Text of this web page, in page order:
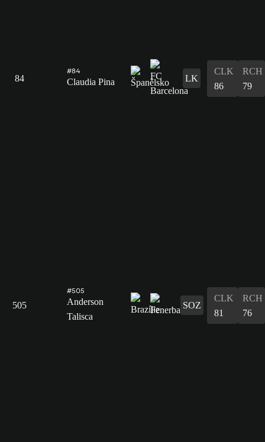
84
#84
Claudia Pina LK
CLK
86
RCH
79
505
#505
Anderson
Talisca
SOZ
CLK
81
RCH
76